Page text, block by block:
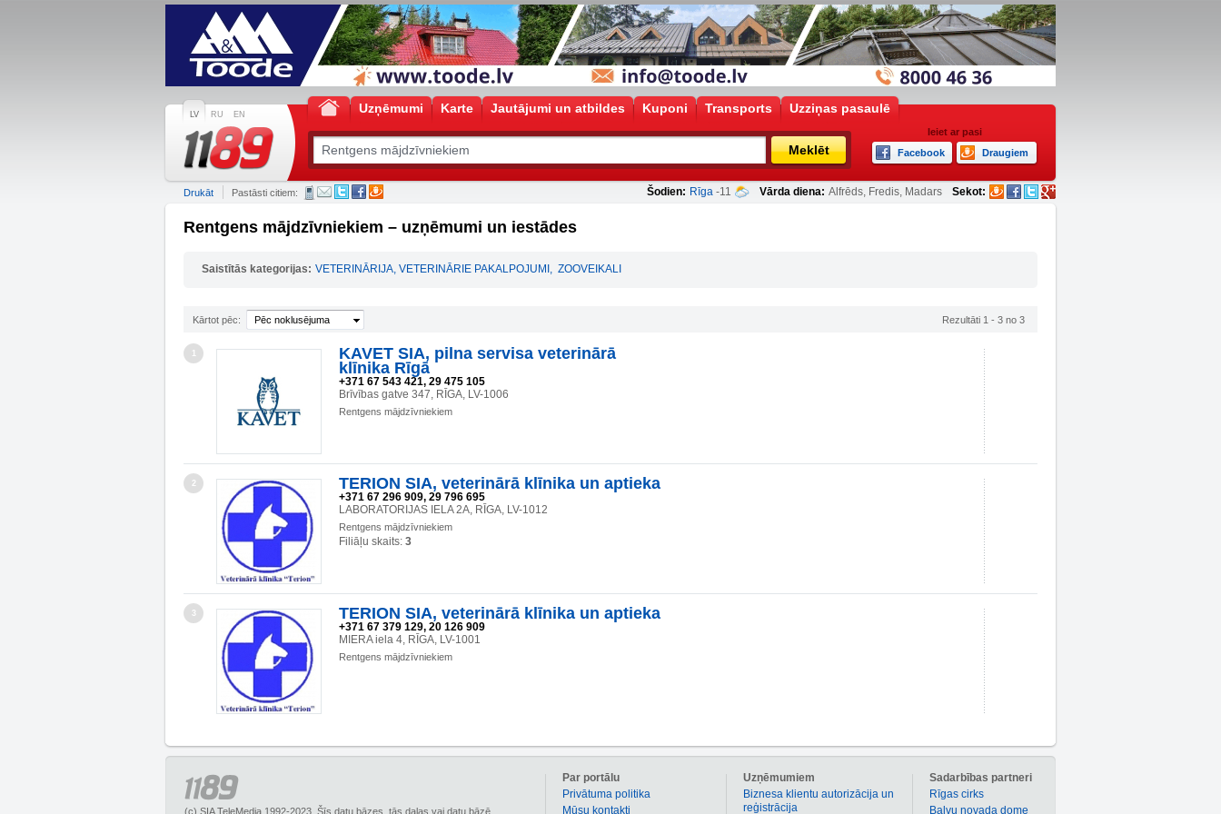
LV RU EN Uzņēmumi Karte Jautājumi un atbildes Kuponi Transports Uzziņas pasaulē
Meklēt
Ieiet ar pasi
Facebook
Draugiem
Šodien: Rīga -11 Vārda diena: Alfrēds, Fredis, Madars Sekot:
Drukāt Pastāsti citiem:
Rentgens mājdzīvniekiem – uzņēmumi un iestādes
Saistītās kategorijas: VETERINĀRIJA, VETERINĀRIE PAKALPOJUMI , ZOOVEIKALI
Kārtot pēc: Pēc noklusējuma Rezultāti 1 - 3 no 3
1
KAVET SIA, pilna servisa veterinārā
klīnika Rīgā
+371 67 543 421, 29 475 105
Brīvības gatve 347, RĪGA, LV-1006
Rentgens mājdzīvniekiem
2 TERION SIA, veterinārā klīnika un aptieka
+371 67 296 909, 29 796 695
LABORATORIJAS IELA 2A, RĪGA, LV-1012
Rentgens mājdzīvniekiem
Filiāļu skaits: 3
3 TERION SIA, veterinārā klīnika un aptieka
+371 67 379 129, 20 126 909
MIERA iela 4, RĪGA, LV-1001
Rentgens mājdzīvniekiem
(c) SIA TeleMedia 1992-2023. Šīs datu bāzes, tās daļas vai datu bāzē
Sadarbības partneri
Rīgas cirks
Balvu novada dome
Uzņēmumiem
Biznesa klientu autorizācija un
reģistrācija
Par portālu
Privātuma politika
Mūsu kontakti